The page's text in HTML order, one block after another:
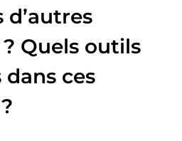
Quels outils
ces